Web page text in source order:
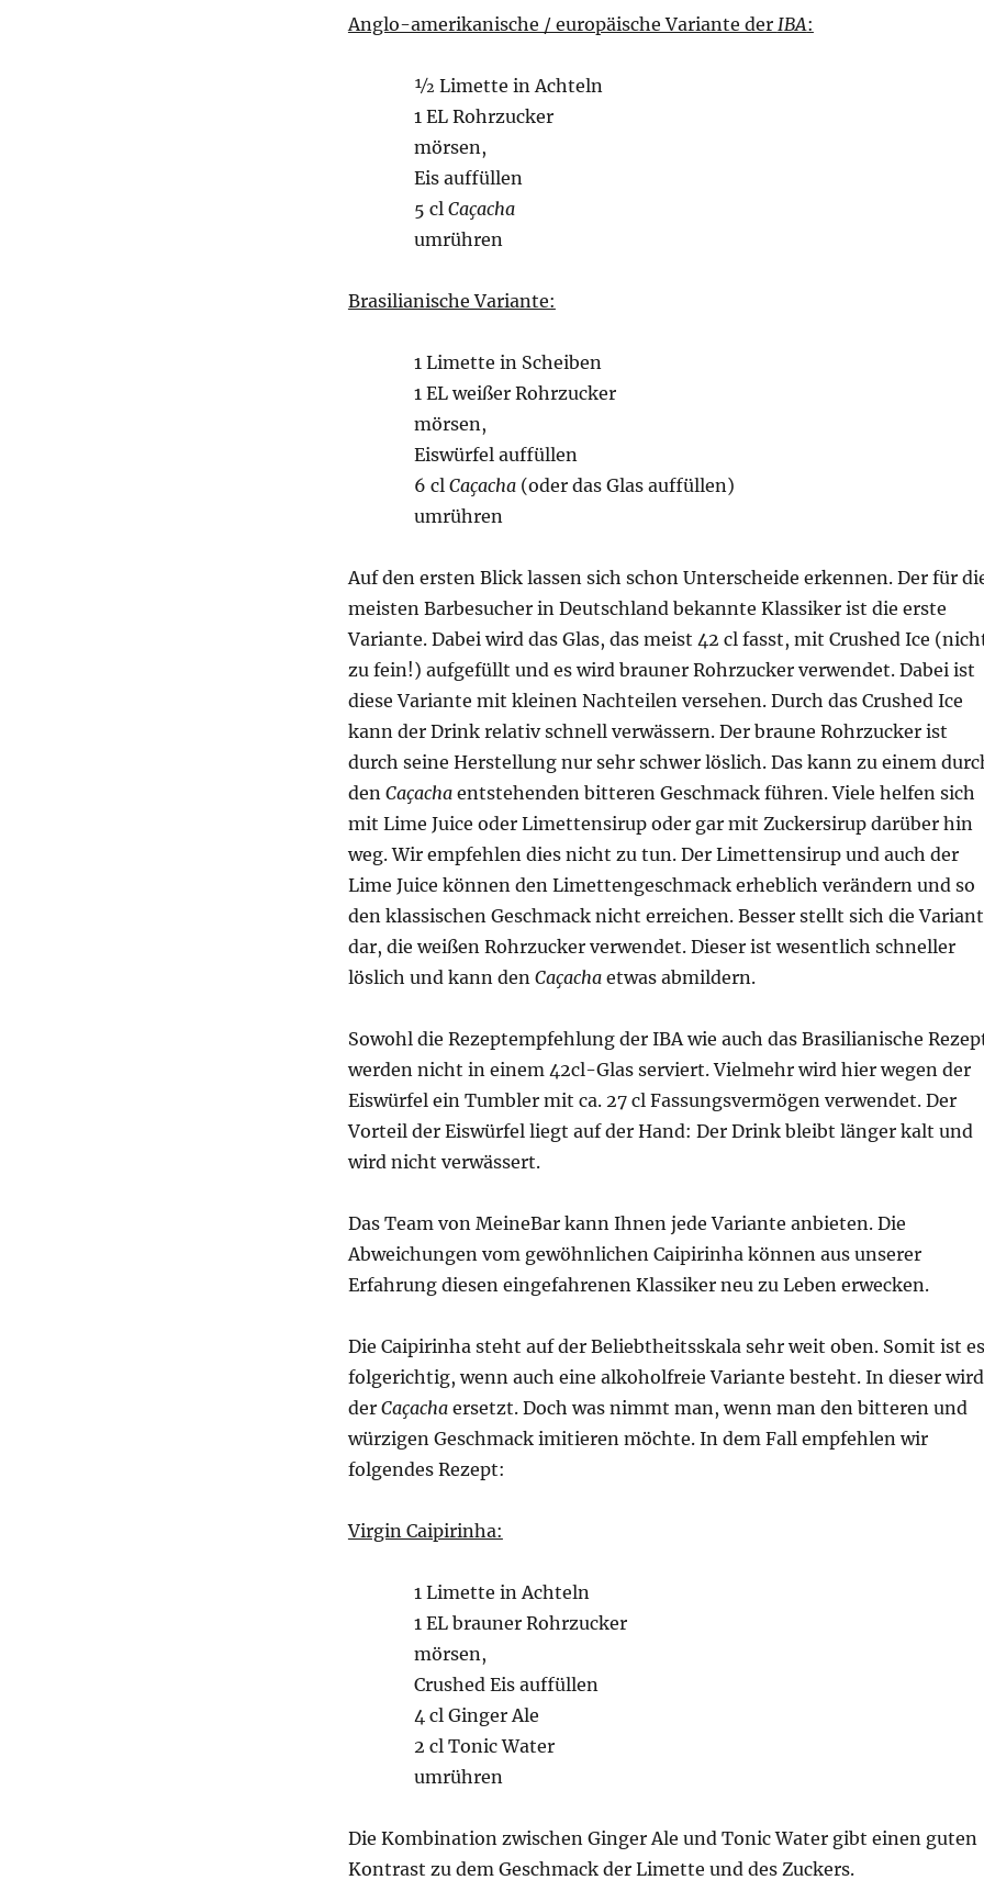
Anglo-amerikanische / europäische Variante der IBA:
½ Limette in Achteln
1 EL Rohrzucker
mörsen,
Eis auffüllen
5 cl Caçacha
umrühren
Brasilianische Variante:
1 Limette in Scheiben
1 EL weißer Rohrzucker
mörsen,
Eiswürfel auffüllen
6 cl Caçacha (oder das Glas auffüllen)
umrühren
Auf den ersten Blick lassen sich schon Unterscheide erkennen. Der für
meisten Barbesucher in Deutschland bekannte Klassiker ist die erste
Variante. Dabei wird das Glas, das meist 42 cl fasst, mit Crushed Ice
zu fein!) aufgefüllt und es wird brauner Rohrzucker verwendet. Dabei ist
diese Variante mit kleinen Nachteilen versehen. Durch das Crushed Ice
kann der Drink relativ schnell verwässern. Der braune Rohrzucker ist
durch seine Herstellung nur sehr schwer löslich. Das kann zu einem
den Caçachaentstehenden bitteren Geschmack führen. Viele helfen sich
mit Lime Juice oder Limettensirup oder gar mit Zuckersirup darüber hin
weg. Wir empfehlen dies nicht zu tun. Der Limettensirup und auch der
Lime Juice können den Limettengeschmack erheblich verändern und so
den klassischen Geschmack nicht erreichen. Besser stellt sich die
dar, die weißen Rohrzucker verwendet. Dieser ist wesentlich schneller
löslich und kann den Caçachaetwas abmildern.
Sowohl die Rezeptempfehlung der IBA wie auch das Brasilianische
werden nicht in einem 42cl-Glas serviert. Vielmehr wird hier wegen der
Eiswürfel ein Tumbler mit ca. 27 cl Fassungsvermögen verwendet. Der
Vorteil der Eiswürfel liegt auf der Hand: Der Drink bleibt länger kalt und
wird nicht verwässert.
Das Team von MeineBar kann Ihnen jede Variante anbieten. Die
Abweichungen vom gewöhnlichen Caipirinha können aus unserer
Erfahrung diesen eingefahrenen Klassiker neu zu Leben erwecken.
Die Caipirinha steht auf der Beliebtheitsskala sehr weit oben. Somit ist es
folgerichtig, wenn auch eine alkoholfreie Variante besteht. In dieser wird
der Caçachaersetzt. Doch was nimmt man, wenn man den bitteren und
würzigen Geschmack imitieren möchte. In dem Fall empfehlen wir
folgendes Rezept:
Virgin Caipirinha:
1 Limette in Achteln
1 EL brauner Rohrzucker
mörsen,
Crushed Eis auffüllen
4 cl Ginger Ale
2 cl Tonic Water
umrühren
Die Kombination zwischen Ginger Ale und Tonic Water gibt einen guten
Kontrast zu dem Geschmack der Limette und des Zuckers.